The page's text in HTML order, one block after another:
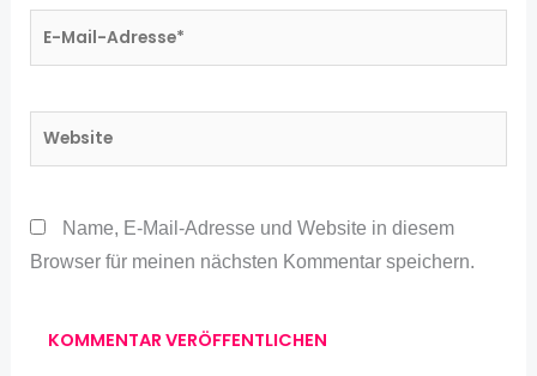
Website
Name, E-Mail-Adresse und Website in diesem
Browser für meinen nächsten Kommentar speichern.